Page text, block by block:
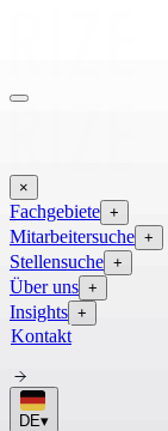
×
Fachgebiete +
Mitarbeitersuche +
Stellensuche +
Über uns +
Insights +
Kontakt
DE▾